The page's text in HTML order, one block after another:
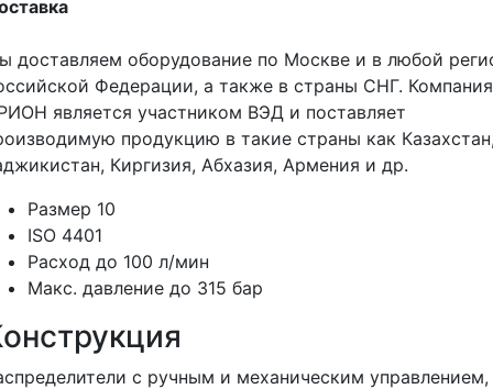
доставляем оборудование по Москве и в любой
Федерации, а также в страны СНГ. Компания
является участником ВЭД и поставляет
продукцию в такие страны как
Киргизия, Абхазия, Армения и др.
Размер 10
ISO 4401
Расход до 100 л/мин
Макс. давление до 315 бар
с ручным и механическим управлением,